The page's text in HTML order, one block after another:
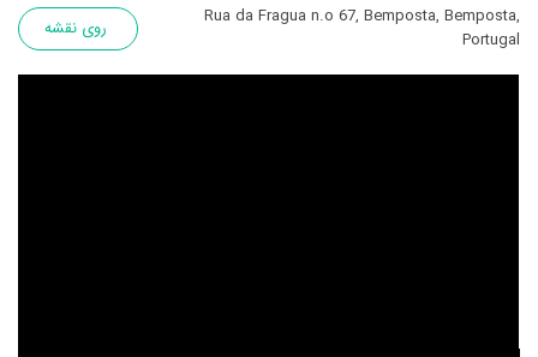
Rua da Fragua n.o 67, Bemposta, Bemposta,
Portugal
روی نقشه